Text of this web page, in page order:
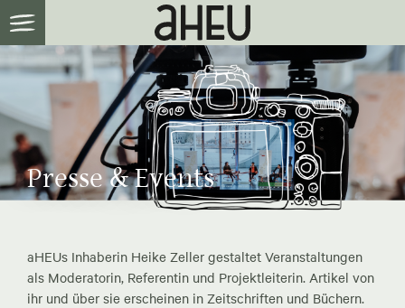
Presse & Events
aHEUs Inhaberin Heike Zeller gestaltet Veranstaltungen
als Moderatorin, Referentin und Projektleiterin. Artikel von
ihr und über sie erscheinen in Zeitschriften und Büchern.